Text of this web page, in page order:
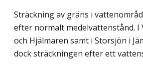
Sträckning av gräns i
efter normalt medelvattenstånd. I
och Hjälmaren samt i Storsjön i
dock sträckningen efter ett